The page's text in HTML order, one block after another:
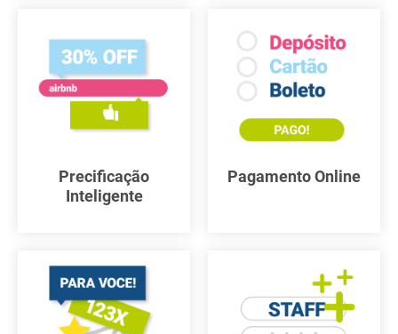
Precificação
Inteligente
Pagamento Online